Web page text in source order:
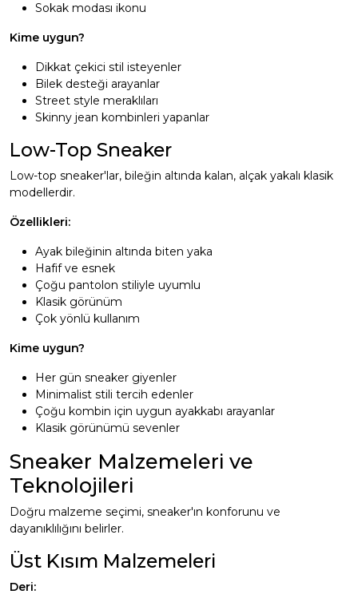
Sokak modası ikonu
Kime uygun?
Dikkat çekici stil isteyenler
Bilek desteği arayanlar
Street style meraklıları
Skinny jean kombinleri yapanlar
Low-Top Sneaker
Low-top sneaker'lar, bileğin altında kalan, alçak yakalı klasik
modellerdir.
Özellikleri:
Ayak bileğinin altında biten yaka
Hafif ve esnek
Çoğu pantolon stiliyle uyumlu
Klasik görünüm
Çok yönlü kullanım
Kime uygun?
Her gün sneaker giyenler
Minimalist stili tercih edenler
Çoğu kombin için uygun ayakkabı arayanlar
Klasik görünümü sevenler
Sneaker Malzemeleri ve
Teknolojileri
Doğru malzeme seçimi, sneaker'ın konforunu ve
dayanıklılığını belirler.
Üst Kısım Malzemeleri
Deri: